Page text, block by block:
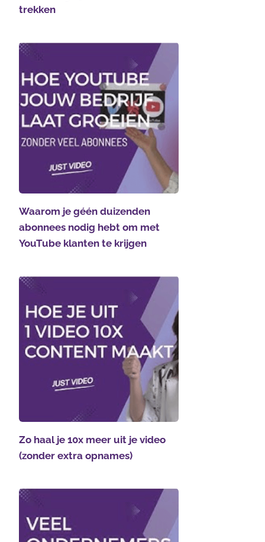
trekken
Waarom je géén duizenden
abonnees nodig hebt om met
YouTube klanten te krijgen
Zo haal je 10x meer uit je video
(zonder extra opnames)